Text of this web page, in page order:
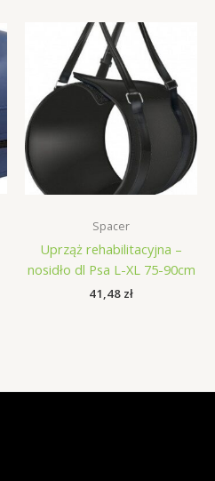
Spacer
Uprząż rehabilitacyjna –
nosidło dl Psa L-XL 75-90cm
41,48 zł